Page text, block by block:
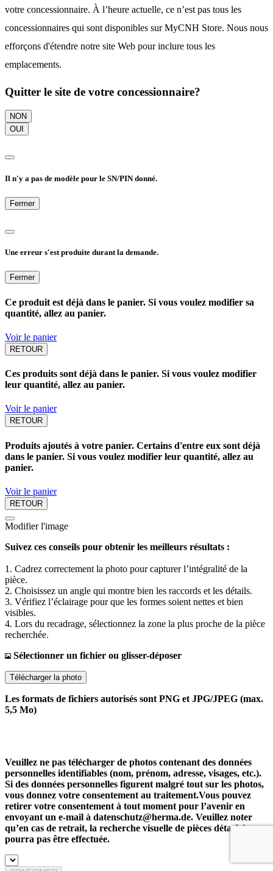
votre concessionnaire. À l’heure actuelle, ce n’est pas tous les
concessionnaires qui sont disponibles sur MyCNH Store. Nous nous
efforçons d'étendre notre site Web pour inclure tous les
emplacements.
Quitter le site de votre concessionnaire?
NON
OUI
Il n'y a pas de modèle pour le SN/PIN donné.
Fermer
Une erreur s'est produite durant la demande.
Fermer
Ce produit est déjà dans le panier. Si vous voulez modifier sa
quantité, allez au panier.
Voir le panier
RETOUR
Ces produits sont déjà dans le panier. Si vous voulez modifier
leur quantité, allez au panier.
Voir le panier
RETOUR
Produits ajoutés à votre panier. Certains d'entre eux sont déjà
dans le panier. Si vous voulez modifier leur quantité, allez au
panier.
Voir le panier
RETOUR
Modifier l'image
Suivez ces conseils pour obtenir les meilleurs résultats :
1. Cadrez correctement la photo pour capturer l’intégralité de la
pièce.
2. Choisissez un angle qui montre bien les raccords et les détails.
3. Vérifiez l’éclairage pour que les formes soient nettes et bien
visibles.
4. Lors du recadrage, sélectionnez la zone la plus proche de la pièce
recherchée.
Sélectionner un fichier ou glisser-déposer
Télécharger la photo
Les formats de fichiers autorisés sont PNG et JPG/JPEG (max.
5,5 Mo)
Veuillez ne pas télécharger de photos contenant des données
personnelles identifiables (nom, prénom, adresse, visages, etc.).
Si des données personnelles figurent malgré tout sur les photos,
vous donnez votre consentement au traitement.Vous pouvez
retirer votre consentement à tout moment pour l’avenir en
envoyant un e-mail à datenschutz@herma.de. Veuillez noter
qu’en cas de retrait, la recherche visuelle de pièces détachées ne
pourra pas être effectuée.